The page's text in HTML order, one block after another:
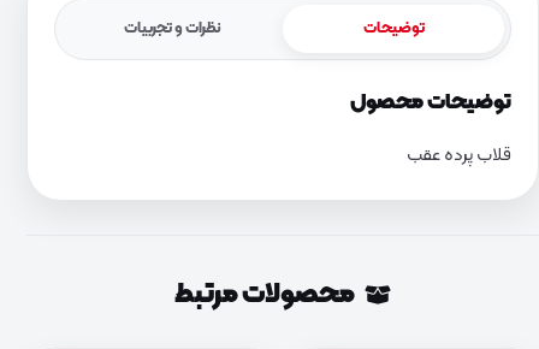
توضیحات نظرات و تجربیات
توضیحات محصول
قلاب پرده عقب
محصولات مرتبط